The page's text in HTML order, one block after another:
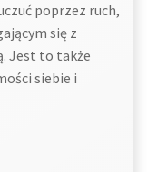
poprzez ruch,
się z
Jest to także
siebie i